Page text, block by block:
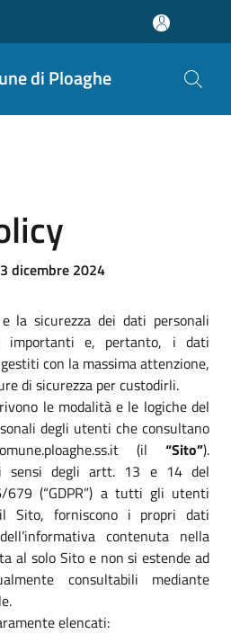
di Ploaghe
dicembre 2024
la sicurezza dei dati personali
importanti e, pertanto, i dati
con la massima attenzione,
di sicurezza per custodirli.
le modalità e le logiche del
degli utenti che consultano
(il “Sito”).
sensi degli artt. 13 e 14 del
679 (“GDPR”) a tutti gli utenti
Sito, forniscono i propri dati
contenuta nella
al solo Sito e non si estende ad
consultabili mediante
elencati: